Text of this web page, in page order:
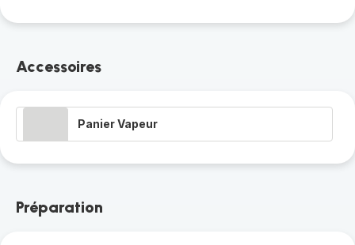
Accessoires
Panier Vapeur
Préparation